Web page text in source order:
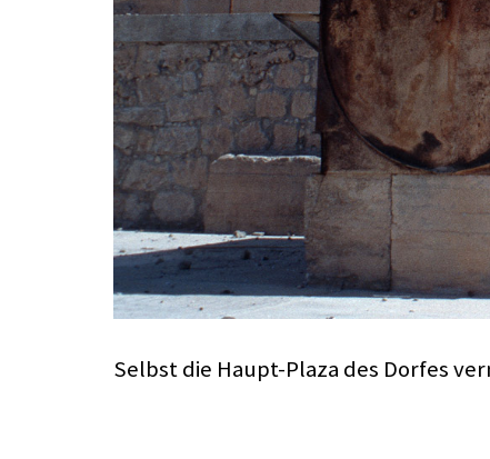
Selbst die Haupt-Plaza des Dorfes